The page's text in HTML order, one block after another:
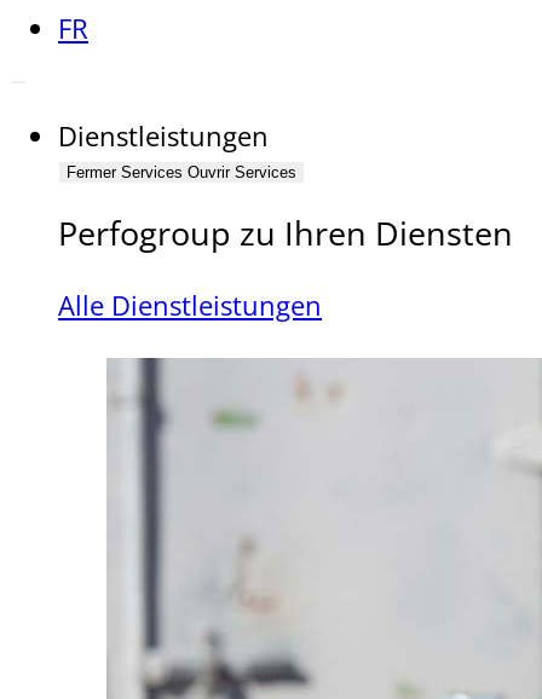
FR
Dienstleistungen
Fermer Services Ouvrir Services
Perfogroup zu Ihren Diensten
Alle Dienstleistungen